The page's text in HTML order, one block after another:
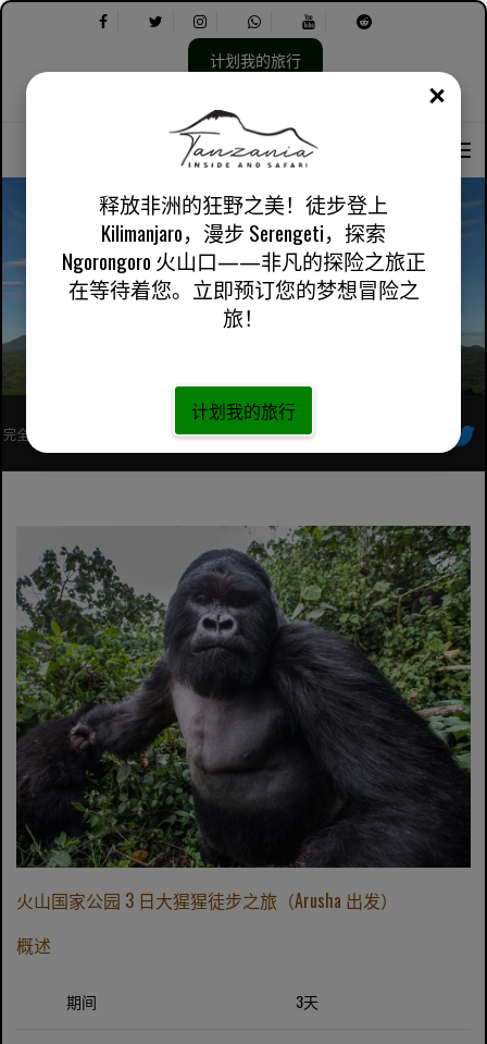
计划我的旅行
容：
火山国家公园 3 日大猩猩徒步之旅（Arusha 出发）
完全注册的非洲当地旅行社
火山国家公园 3 日大猩猩徒步之旅（Arusha 出发）
概述
期间 3天
释放非洲的狂野之美！徒步登上
Kilimanjaro，漫步 Serengeti，探索
Ngorongoro 火山口——非凡的探险之旅正
在等待着您。立即预订您的梦想冒险之
旅！
计划我的旅行
关闭